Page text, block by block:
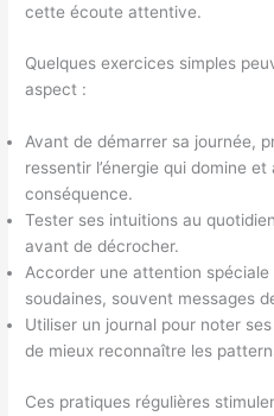
cette écoute attentive.
Quelques exercices simples
aspect :
Avant de démarrer sa journée,
ressentir l’énergie qui domine
conséquence.
Tester ses intuitions au
avant de décrocher.
Accorder une attention spéciale
soudaines, souvent messages
Utiliser un journal pour noter
de mieux reconnaître les
Ces pratiques régulières